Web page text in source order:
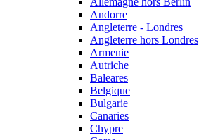
Andorre
Angleterre - Londres
Angleterre hors Londres
Armenie
Autriche
Baleares
Belgique
Bulgarie
Canaries
Chypre